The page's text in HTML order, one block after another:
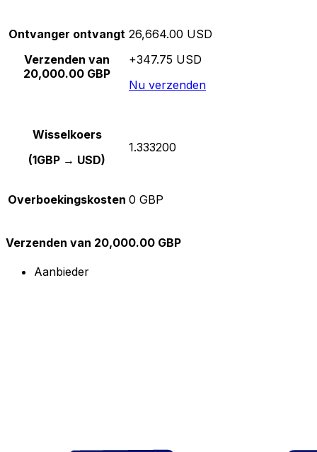
Ontvanger ontvangt
Verzenden van
20,000.00 GBP
26,664.00 USD
+347.75 USD
Nu verzenden
Wisselkoers
(1GBP → USD)
1.333200
Overboekingskosten 0 GBP
Verzenden van 20,000.00 GBP
Aanbieder